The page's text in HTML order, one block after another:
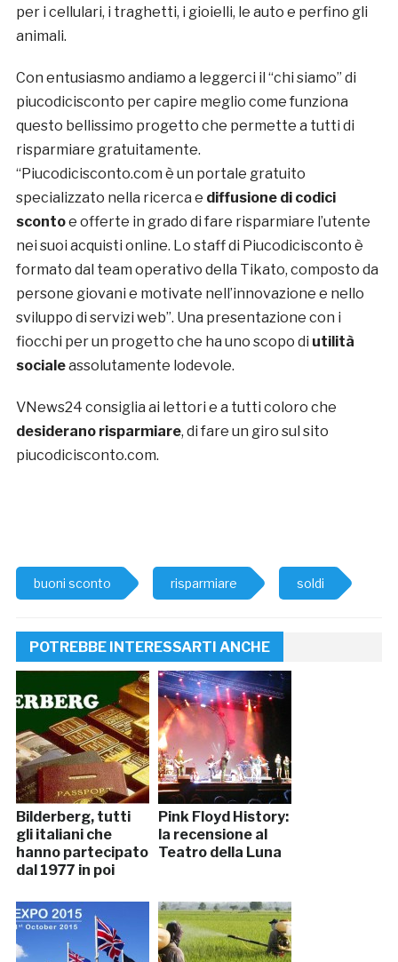
per i cellulari, i traghetti, i gioielli, le auto e perfino gli
animali.
Con entusiasmo andiamo a leggerci il “chi siamo” di
piucodicisconto per capire meglio come funziona
questo bellissimo progetto che permette a tutti di
risparmiare gratuitamente.
“Piucodicisconto.com è un portale gratuito
specializzato nella ricerca e diffusione di codici
scontoe offerte in grado di fare risparmiare l’utente
nei suoi acquisti online. Lo staff di Piucodicisconto è
formato dal team operativo della Tikato, composto da
persone giovani e motivate nell’innovazione e nello
sviluppo di servizi web”. Una presentazione con i
fiocchi per un progetto che ha uno scopo di utilità
socialeassolutamente lodevole.
VNews24 consiglia ai lettori e a tutti coloro che
desiderano risparmiare, di fare un giro sul sito
piucodicisconto.com.
buoni sconto risparmiare soldi
POTREBBE INTERESSARTI ANCHE
Bilderberg, tutti
gli italiani che
hanno partecipato
dal 1977 in poi
Pink Floyd History:
la recensione al
Teatro della Luna